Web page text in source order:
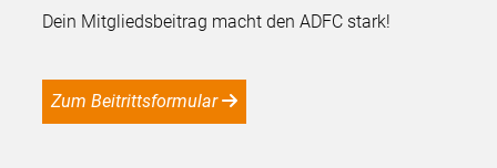
Dein Mitgliedsbeitrag macht den ADFC stark!
Zum Beitrittsformular